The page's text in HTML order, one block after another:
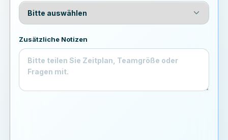
Zusätzliche Notizen